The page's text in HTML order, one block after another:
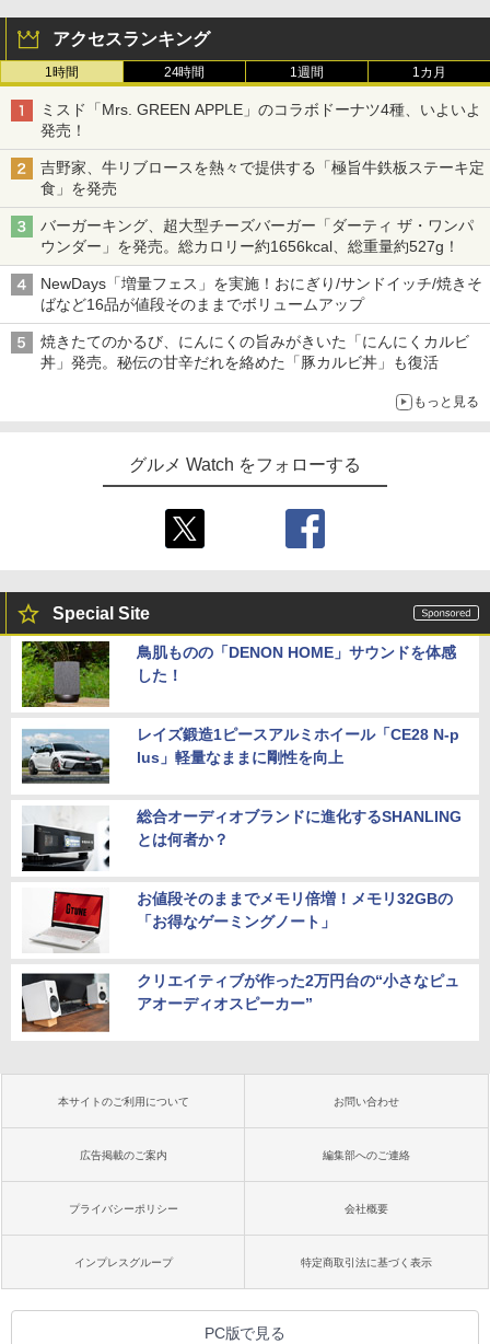
アクセスランキング
1時間 24時間 1週間 1カ月
ミスド「Mrs. GREEN APPLE」のコラボドーナツ4種、いよいよ
発売！
吉野家、牛リブロースを熱々で提供する「極旨牛鉄板ステーキ定
食」を発売
バーガーキング、超大型チーズバーガー「ダーティ ザ・ワンパ
ウンダー」を発売。総カロリー約1656kcal、総重量約527g！
NewDays「増量フェス」を実施！おにぎり/サンドイッチ/焼きそ
ばなど16品が値段そのままでボリュームアップ
焼きたてのかるび、にんにくの旨みがきいた「にんにくカルビ
丼」発売。秘伝の甘辛だれを絡めた「豚カルビ丼」も復活
もっと見る
グルメ Watch をフォローする
Special Site
鳥肌ものの「DENON HOME」サウンドを体感
した！
レイズ鍛造1ピースアルミホイール「CE28 N-p
lus」軽量なままに剛性を向上
総合オーディオブランドに進化するSHANLING
とは何者か？
お値段そのままでメモリ倍増！メモリ32GBの
「お得なゲーミングノート」
クリエイティブが作った2万円台の“小さなピュ
アオーディオスピーカー”
本サイトのご利用について お問い合わせ
広告掲載のご案内 編集部へのご連絡
プライバシーポリシー 会社概要
インプレスグループ 特定商取引法に基づく表示
PC版で見る